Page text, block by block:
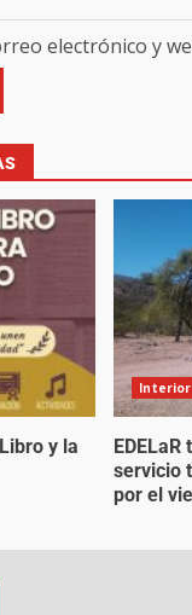
electrónico y
y la
Interior
servicio
por el